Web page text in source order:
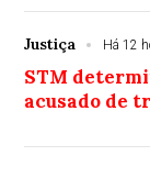
Justiça Há 12
STM
acusado de